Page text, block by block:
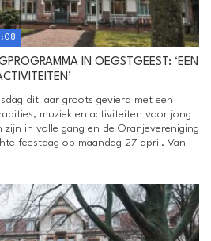
IN OEGSTGEEST: ‘EEN
dit jaar groots gevierd met een
muziek en activiteiten voor jong
in volle gang en de Oranjevereniging
feestdag op maandag 27 april. Van